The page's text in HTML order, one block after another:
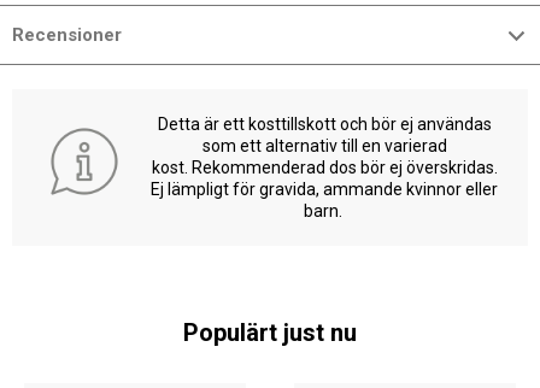
Recensioner
Detta är ett kosttillskott och bör ej användas
som ett alternativ till en varierad
kost. Rekommenderad dos bör ej överskridas.
Ej lämpligt för gravida, ammande kvinnor eller
barn.
Populärt just nu